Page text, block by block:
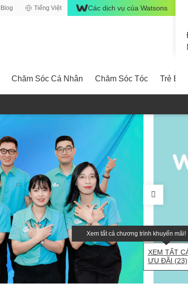
Blog Tiếng Việt Các dịch vụ của Watsons
Chăm Sóc Cá Nhân Chăm Sóc Tóc Trẻ Em
Xem tất cả chương trình khuyến mãi!
XEM TẤT
ƯU ĐÃI (23)